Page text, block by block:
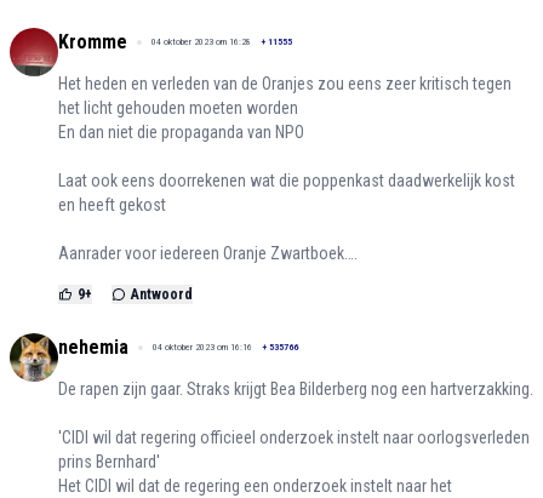
Kromme 04 oktober 2023 om 16:28 + 11555
Het heden en verleden van de Oranjes zou eens zeer kritisch tegen
het licht gehouden moeten worden
En dan niet die propaganda van NPO
Laat ook eens doorrekenen wat die poppenkast daadwerkelijk kost
en heeft gekost
Aanrader voor iedereen Oranje Zwartboek….
9+ Antwoord
nehemia 04 oktober 2023 om 16:16 + 535766
De rapen zijn gaar. Straks krijgt Bea Bilderberg nog een hartverzakking.
'CIDI wil dat regering officieel onderzoek instelt naar oorlogsverleden
prins Bernhard'
Het CIDI wil dat de regering een onderzoek instelt naar het